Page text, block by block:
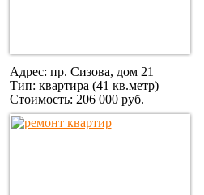
Адрес: пр. Сизова, дом 21
Тип: квартира (41 кв.метр)
Стоимость: 206 000 руб.